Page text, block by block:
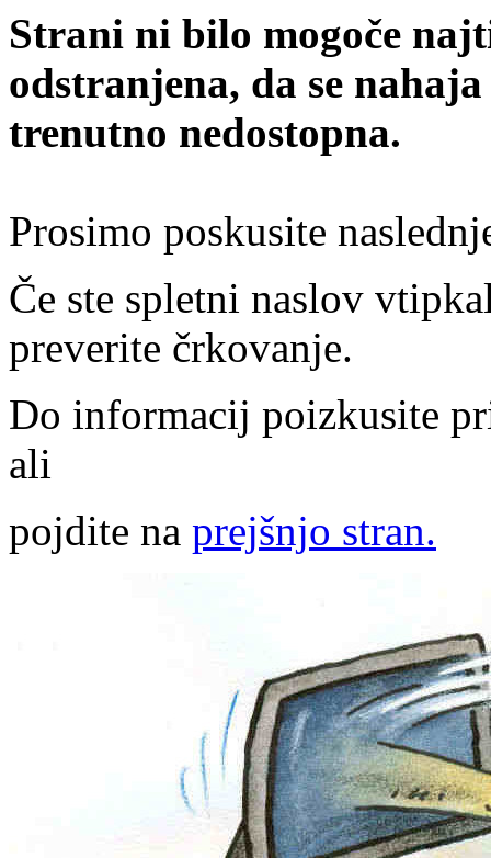
Strani ni bilo mogoče
odstranjena, da se
trenutno nedostopna.
Prosimo poskusite
Če ste spletni naslov
preverite črkovanje.
Do informacij poizkusite
ali
pojdite na prejšnjo stran.